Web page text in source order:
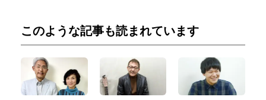
このような記事も読まれています